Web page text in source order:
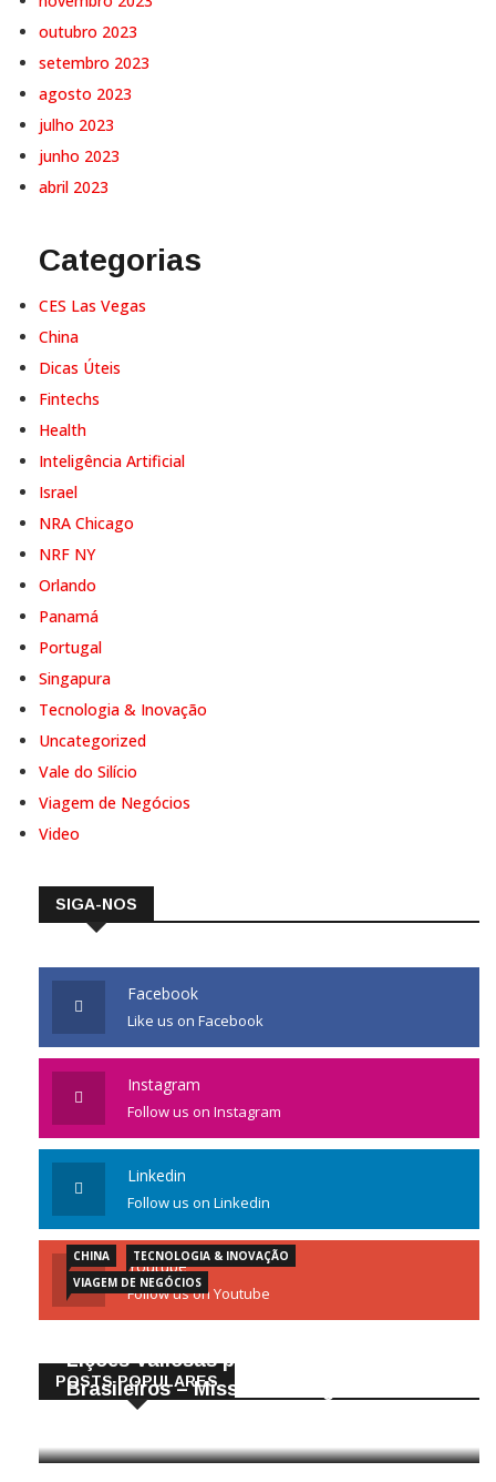
outubro 2023
setembro 2023
agosto 2023
julho 2023
junho 2023
abril 2023
Categorias
CES Las Vegas
China
Dicas Úteis
Fintechs
Health
Inteligência Artificial
Israel
NRA Chicago
NRF NY
Orlando
Panamá
Portugal
Singapura
Tecnologia & Inovação
Uncategorized
Vale do Silício
Viagem de Negócios
Video
SIGA-NOS
Facebook
Like us on Facebook
Instagram
Follow us on Instagram
Linkedin
Follow us on Linkedin
Youtube
Follow us on Youtube
POSTS POPULARES
CHINA
TECNOLOGIA & INOVAÇÃO
VIAGEM DE NEGÓCIOS
Lições Valiosas para Empresários
Brasileiros – Missão de Negócios China